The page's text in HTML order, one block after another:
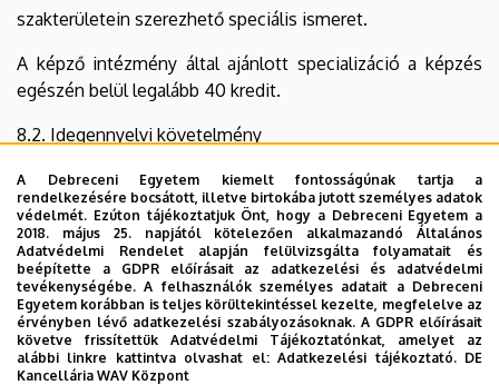
szakterületein szerezhető speciális ismeret.
A képző intézmény által ajánlott specializáció a képzés
egészén belül legalább 40 kredit.
8.2. Idegennyelvi követelmény
Az alapfokozat megszerzéséhez elengedhetetlen az
idegen szaknyelvi ismeretek teljesítése.
8.3. A szakmai gyakorlat követelményei
A szakmai gyakorlat legalább hat hét időtartamot elérő,
szakmai gyakorlóhelyen szervezett gyakorlat. A szakmai
gyakorlat kritérium követelmény.
A Debreceni Egyetem kiemelt fontosságúnak tartja a
rendelkezésére bocsátott, illetve birtokába jutott személyes adatok
védelmét. Ezúton tájékoztatjuk Önt, hogy a Debreceni Egyetem a
2018. május 25. napjától kötelezően alkalmazandó Általános
Adatvédelmi Rendelet alapján felülvizsgálta folyamatait és
beépítette a GDPR előírásait az adatkezelési és adatvédelmi
tevékenységébe. A felhasználók személyes adatait a Debreceni
Egyetem korábban is teljes körültekintéssel kezelte, megfelelve az
érvényben lévő adatkezelési szabályozásoknak. A GDPR előírásait
követve frissítettük Adatvédelmi Tájékoztatónkat, amelyet az
alábbi linkre kattintva olvashat el:Adatkezelési tájékoztató. DE
Kancellária WAV Központ